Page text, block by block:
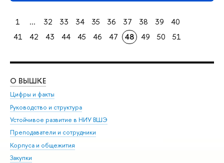
1 ... 32 33 34 35 36 37 38 39
40
41
42 43 44 45 46 47 48 49 50 51
О ВЫШКЕ
Цифры и факты
Руководство и структура
Устойчивое развитие в НИУ ВШЭ
Преподаватели и сотрудники
Корпуса и общежития
Закупки